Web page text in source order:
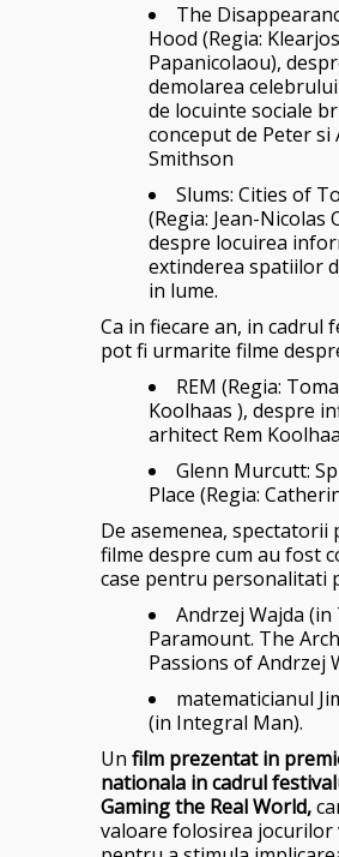
The
Hood (Regia:
Papanicolaou),
demolarea
de locuinte sociale
conceput de Peter si
Smithson
Slums: Cities of
(Regia: Jean-Nicolas
despre locuirea
extinderea spatiilor
in lume.
Ca in fiecare an, in cadrul
pot fi urmarite filme
REM (Regia:
Koolhaas ), despre
arhitect Rem
Glenn Murcutt:
Place (Regia:
De asemenea, spectatorii
filme despre cum au fost
case pentru personalitati
Andrzej Wajda (in
Paramount. The
Passions of Andrzej
matematicianul
(in Integral Man).
Un film prezentat in
nationala in cadrul
Gaming the Real World,
valoare folosirea jocurilor